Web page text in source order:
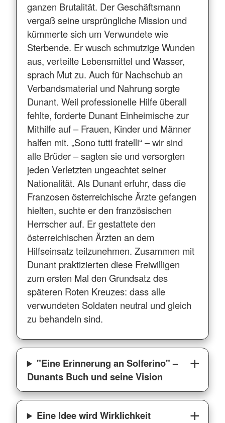
ganzen Brutalität. Der Geschäftsmann
vergaß seine ursprüngliche Mission und
kümmerte sich um Verwundete wie
Sterbende. Er wusch schmutzige Wunden
aus, verteilte Lebensmittel und Wasser,
sprach Mut zu. Auch für Nachschub an
Verbandsmaterial und Nahrung sorgte
Dunant. Weil professionelle Hilfe überall
fehlte, forderte Dunant Einheimische zur
Mithilfe auf – Frauen, Kinder und Männer
halfen mit. „Sono tutti fratelli“ – wir sind
alle Brüder – sagten sie und versorgten
jeden Verletzten ungeachtet seiner
Nationalität. Als Dunant erfuhr, dass die
Franzosen österreichische Ärzte gefangen
hielten, suchte er den französischen
Herrscher auf. Er gestattete den
österreichischen Ärzten an dem
Hilfseinsatz teilzunehmen. Zusammen mit
Dunant praktizierten diese Freiwilligen
zum ersten Mal den Grundsatz des
späteren Roten Kreuzes: dass alle
verwundeten Soldaten neutral und gleich
zu behandeln sind.
"Eine Erinnerung an Solferino" –
Dunants Buch und seine Vision
Eine Idee wird Wirklichkeit